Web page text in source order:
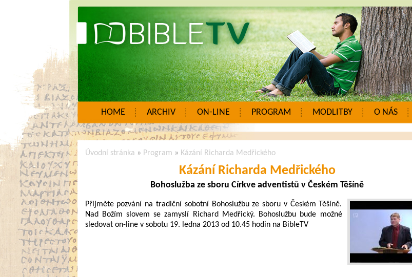
HOME ARCHIV ON-LINE PROGRAM MODLITBY O NÁS
Úvodní stránka » Program » Kázání Richarda Medřického
Kázání Richarda Medřického
Bohoslužba ze sboru Církve adventistů v Českém Těšíně
Přijměte pozvání na tradiční sobotní Bohoslužbu ze sboru v Českém Těšíně.
Nad Božím slovem se zamyslí Richard Medřický. Bohoslužbu bude možné
sledovat on-line v sobotu 19. ledna 2013 od 10.45 hodin na BibleTV